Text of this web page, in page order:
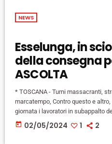
NEWS
Esselunga, in
della consegna
ASCOLTA
* TOSCANA - Turni massacranti,
marcatempo, Contro questo e
giornata i lavoratori in subappalto
domicilio del gruppo Esselunga.
davanti ai depositi di Campi
today 02/05/2024 1 2